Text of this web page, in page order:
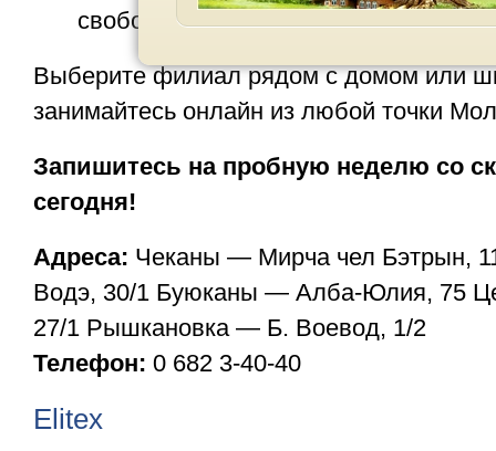
свободно общаться, снимаем
Выберите филиал рядом с домом или
занимайтесь онлайн из любой точки
Запишитесь на пробную неделю со
сегодня!
Адреса: Чеканы — Мирча чел Бэтрын,
Водэ, 30/1 Буюканы — Алба-Юлия, 75
27/1 Рышкановка — Б. Воевод, 1/2
Телефон: 0 682 3-40-40
Elitex